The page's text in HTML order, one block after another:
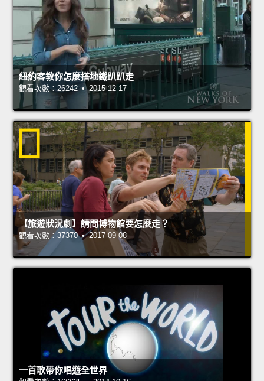
紐約客教你怎麼搭地鐵趴趴走
觀看次數：26242 • 2015-12-17
【旅遊狀況劇】請問博物館要怎麼走？
觀看次數：37370 • 2017-09-08
一首歌帶你唱遊全世界